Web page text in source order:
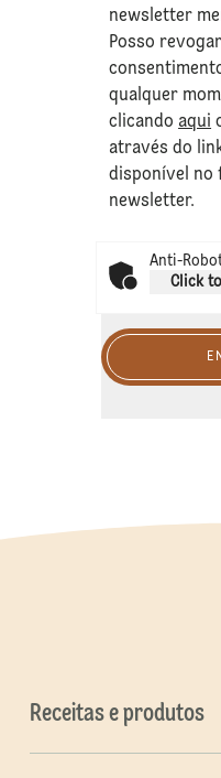
newsletter
Posso
qualquer
clicando aqui
através do
disponível no
newsletter.
Anti-
Click
Receitas e produtos